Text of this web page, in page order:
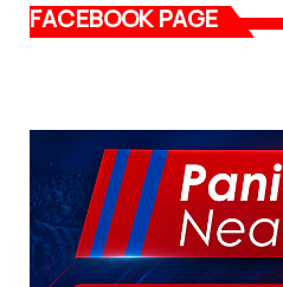
FACEBOOK PAGE